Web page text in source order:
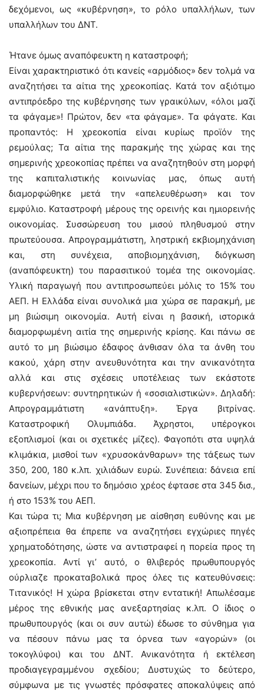
δεχόμενοι, ως «κυβέρνηση», το ρόλο υπαλλήλων, των
υπαλλήλων του ΔΝΤ.
Ήτανε όμως αναπόφευκτη η καταστροφή;
Είναι χαρακτηριστικό ότι κανείς «αρμόδιος» δεν τολμά να
αναζητήσει τα αίτια της χρεοκοπίας. Κατά τον αξιότιμο
αντιπρόεδρο της κυβέρνησης των γραικύλων, «όλοι μαζί
τα φάγαμε»! Πρώτον, δεν «τα φάγαμε». Τα φάγατε. Και
προπαντός: H χρεοκοπία είναι κυρίως προϊόν της
ρεμούλας; Τα αίτια της παρακμής της χώρας και της
σημερινής χρεοκοπίας πρέπει να αναζητηθούν στη μορφή
της καπιταλιστικής κοινωνίας μας, όπως αυτή
διαμορφώθηκε μετά την «απελευθέρωση» και τον
εμφύλιο. Καταστροφή μέρους της ορεινής και ημιορεινής
οικονομίας. Συσσώρευση του μισού πληθυσμού στην
πρωτεύουσα. Απρογραμμάτιστη, ληστρική εκβιομηχάνιση
και, στη συνέχεια, αποβιομηχάνιση, διόγκωση
(αναπόφευκτη) του παρασιτικού τομέα της οικονομίας.
Υλική παραγωγή που αντιπροσωπεύει μόλις το 15% του
ΑΕΠ. Η Ελλάδα είναι συνολικά μια χώρα σε παρακμή, με
μη βιώσιμη οικονομία. Αυτή είναι η βασική, ιστορικά
διαμορφωμένη αιτία της σημερινής κρίσης. Και πάνω σε
αυτό το μη βιώσιμο έδαφος άνθισαν όλα τα άνθη του
κακού, χάρη στην ανευθυνότητα και την ανικανότητα
αλλά και στις σχέσεις υποτέλειας των εκάστοτε
κυβερνήσεων: συντηρητικών ή «σοσιαλιστικών». Δηλαδή:
Απρογραμμάτιστη «ανάπτυξη». Έργα βιτρίνας.
Καταστροφική Ολυμπιάδα. Άχρηστοι, υπέρογκοι
εξοπλισμοί (και οι σχετικές μίζες). Φαγοπότι στα υψηλά
κλιμάκια, μισθοί των «χρυσοκάνθαρων» της τάξεως των
350, 200, 180 κ.λπ. χιλιάδων ευρώ. Συνέπεια: δάνεια επί
δανείων, μέχρι που το δημόσιο χρέος έφτασε στα 345 δισ.,
ή στο 153% του ΑΕΠ.
Και τώρα τι; Μια κυβέρνηση με αίσθηση ευθύνης και με
αξιοπρέπεια θα έπρεπε να αναζητήσει εγχώριες πηγές
χρηματοδότησης, ώστε να αντιστραφεί η πορεία προς τη
χρεοκοπία. Αντί γι’ αυτό, ο θλιβερός πρωθυπουργός
ούρλιαζε προκαταβολικά προς όλες τις κατευθύνσεις:
Τιτανικός! Η χώρα βρίσκεται στην εντατική! Απωλέσαμε
μέρος της εθνικής μας ανεξαρτησίας κ.λπ. Ο ίδιος ο
πρωθυπουργός (και οι συν αυτώ) έδωσε το σύνθημα για
να πέσουν πάνω μας τα όρνεα των «αγορών» (οι
τοκογλύφοι) και του ΔΝΤ. Ανικανότητα ή εκτέλεση
προδιαγεγραμμένου σχεδίου; Δυστυχώς το δεύτερο,
σύμφωνα με τις γνωστές πρόσφατες αποκαλύψεις από